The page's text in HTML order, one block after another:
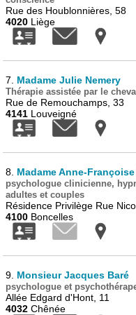
Rue des Houblonnières, 58
4020 Liège
7. Madame Julie Nemery
Thérapie assistée par le cheval
Rue de Remouchamps, 33
4141 Louveigné
8. Madame Anne-
psychologue clinicienne,
adultes et couples
Résidence Privilège Rue
4100 Boncelles
9. Monsieur Jacques Baré
psychologue et
Allée Edgard d'Hont, 11
4032 Chênée